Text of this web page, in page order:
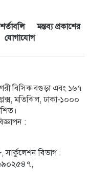
শর্তাবলি
মন্তব্য প্রকাশের
যোগাযোগ
বিসিক বগুড়া এবং ১৬৭
মতিঝিল, ঢাকা-১০০০
:
বিভাগ :